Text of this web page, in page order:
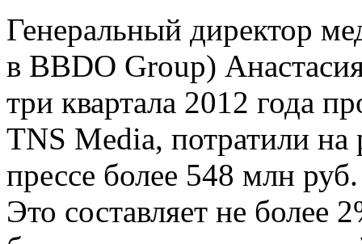
Генеральный директор
в BBDO Group)
три квартала 2012 года
TNS Media, потратили
прессе более 548 млн
Это составляет не более